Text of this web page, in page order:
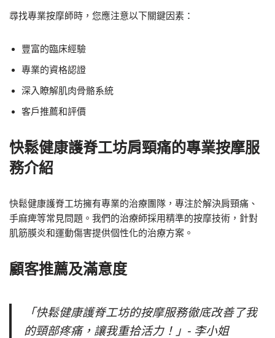
尋找專業按摩師時，您應注意以下關鍵因素：
豐富的臨床經驗
專業的資格認證
深入瞭解肌肉骨骼系統
客戶推薦和評價
快鬆健康護脊工坊肩頸痛的專業按摩服
務介紹
快鬆健康護脊工坊擁有專業的治療團隊，專注於解決肩頸痛、
手麻痺等常見問題。我們的治療師採用精準的按摩技術，針對
肌筋膜炎和運動傷害提供個性化的治療方案。
顧客推薦及滿意度
「快鬆健康護脊工坊的按摩服務徹底改善了我
的頸部疼痛，讓我重拾活力！」- 李小姐